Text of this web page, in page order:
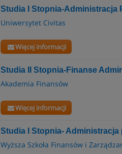
Studia I Stopnia-Administracja
Uniwersytet Civitas
Więcej informacji
Studia II Stopnia-Finanse
Akademia Finansów
Więcej informacji
Studia I Stopnia-
Wyższa Szkoła Finansów i